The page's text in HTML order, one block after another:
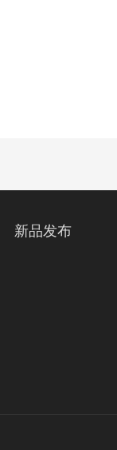
新品发布